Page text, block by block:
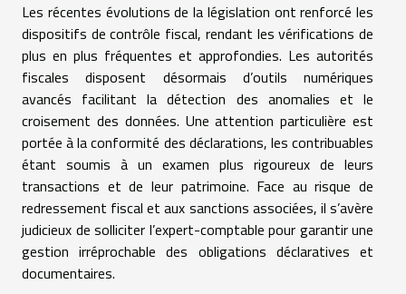
Les récentes évolutions de la législation ont renforcé les
dispositifs de contrôle fiscal, rendant les vérifications de
plus en plus fréquentes et approfondies. Les autorités
fiscales disposent désormais d’outils numériques
avancés facilitant la détection des anomalies et le
croisement des données. Une attention particulière est
portée à la conformité des déclarations, les contribuables
étant soumis à un examen plus rigoureux de leurs
transactions et de leur patrimoine. Face au risque de
redressement fiscal et aux sanctions associées, il s’avère
judicieux de solliciter l’expert-comptable pour garantir une
gestion irréprochable des obligations déclaratives et
documentaires.